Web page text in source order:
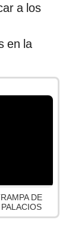
a los
en la
DE